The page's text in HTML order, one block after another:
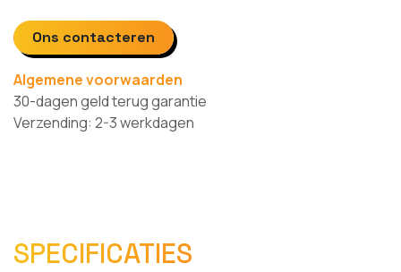
Ons contacteren
Algemene voorwaarden
30-dagen geld terug garantie
Verzending: 2-3 werkdagen
SPECIFICATIES